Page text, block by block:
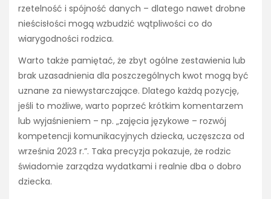
rzetelność i spójność danych – dlatego nawet drobne
nieścisłości mogą wzbudzić wątpliwości co do
wiarygodności rodzica.
Warto także pamiętać, że zbyt ogólne zestawienia lub
brak uzasadnienia dla poszczególnych kwot mogą być
uznane za niewystarczające. Dlatego każdą pozycję,
jeśli to możliwe, warto poprzeć krótkim komentarzem
lub wyjaśnieniem – np. „zajęcia językowe – rozwój
kompetencji komunikacyjnych dziecka, uczęszcza od
września 2023 r.”. Taka precyzja pokazuje, że rodzic
świadomie zarządza wydatkami i realnie dba o dobro
dziecka.